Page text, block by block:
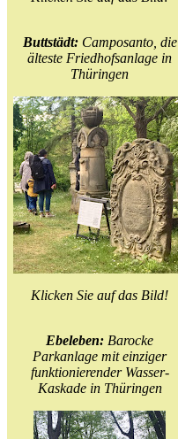
Buttstädt:Camposanto, die
älteste Friedhofsanlage in
Thüringen
Klicken Sie auf das Bild!
Ebeleben: Barocke
Parkanlage mit einziger
funktionierender Wasser-
Kaskade in Thüringen